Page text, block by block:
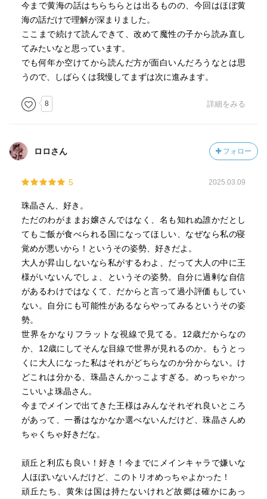
今まで黄海の話はちらちらとは出るものの、今回はほぼ黄
海の話だけで理解が深まりました。
ここまで続けて読んできて、改めて魔性の子から読み直し
てみたいなと思っています。
でも何年か空けてから読んだ方が面白いんだろうなとは思
うので、しばらくは我慢してまずは次に進みます。
8 詳細をみる
ロロさん フォロー
5 2025.03.09
珠晶さん、好き。
ただのわがままお嬢さんではなく、名も知れぬ誰かだとし
てもご飯が食べられる国になってほしい、なぜなら私の寝
覚めが悪いから！というその姿勢、好きだよ。
大人が昇山しないなら私がするわよ、だって大人の中に王
様がいないんでしょ、というその姿勢。自分に過剰な自信
があるわけではなくて、だからと言って過小評価もしてい
ない。自分にも可能性があるならやってみるというその姿
勢。
世界をかなりフラットな視線で見てる。12歳だからなの
か、12歳にしてそんな目線で世界が見れるのか。もうとっ
くに大人になった私はそれがどちらなのか分からない。け
どこれは分かる、珠晶さんかっこよすぎる。めっちゃかっ
こいいよ珠晶さん。
今までメインで出てきた王様はみんなそれぞれ良いところ
があって、一番はなかなか選べないんだけど、珠晶さんめ
ちゃくちゃ好きだな。
頑丘と利広も良い！好き！今までにメインキャラで嫌いな
人ほぼいないんだけど、このトリオめっちゃよかった！
頑丘たち、黄朱は国は持たないけれど故郷は確かにあっ